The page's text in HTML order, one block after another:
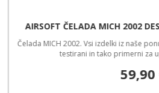
AIRSOFT ČELADA MICH 2002
Čelada MICH 2002. Vsi izdelki iz naše
testirani in tako primerni za
59,90 €